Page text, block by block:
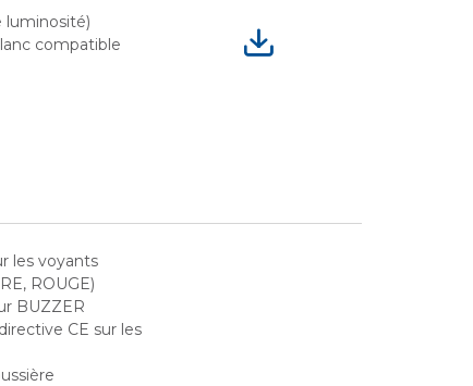
luminosité)
compatible
les voyants
ROUGE)
BUZZER
CE sur les